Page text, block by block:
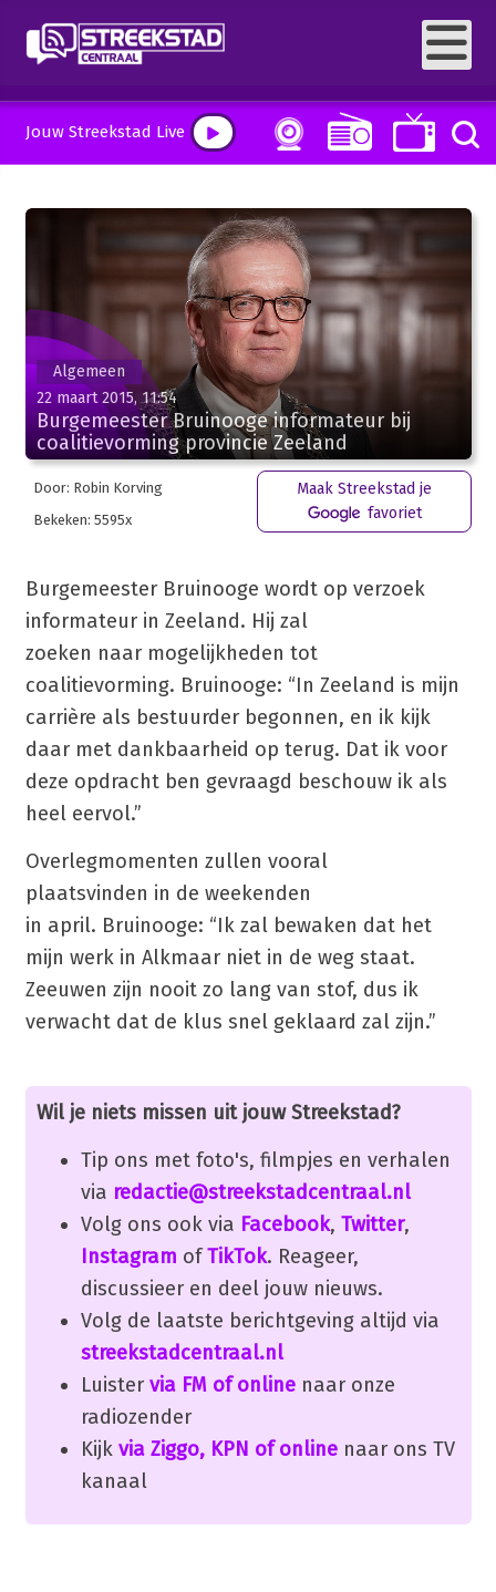
Jouw Streekstad Live
Algemeen
22 maart 2015, 11:54
Burgemeester Bruinooge informateur bij
coalitievorming provincie Zeeland
Door: Robin Korving
Bekeken: 5595x
Maak Streekstad je
favoriet
Burgemeester Bruinooge wordt op verzoek
informateur in Zeeland. Hij zal
zoeken naar mogelijkheden tot
coalitievorming. Bruinooge: “In Zeeland is mijn
carrière als bestuurder begonnen, en ik kijk
daar met dankbaarheid op terug. Dat ik voor
deze opdracht ben gevraagd beschouw ik als
heel eervol.”
Overlegmomenten zullen vooral
plaatsvinden in de weekenden
in april. Bruinooge: “Ik zal bewaken dat het
mijn werk in Alkmaar niet in de weg staat.
Zeeuwen zijn nooit zo lang van stof, dus ik
verwacht dat de klus snel geklaard zal zijn.”
Wil je niets missen uit jouw Streekstad?
Tip ons met foto's, filmpjes en verhalen
via redactie@streekstadcentraal.nl
Volg ons ook via Facebook, Twitter,
Instagram ofTikTok. Reageer,
discussieer en deel jouw nieuws.
Volg de laatste berichtgeving altijd via
streekstadcentraal.nl
Luister via FM of onlinenaar onze
radiozender
Kijk via Ziggo, KPN of onlinenaar ons TV
kanaal